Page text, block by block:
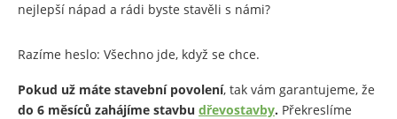
nejlepší nápad a rádi byste stavěli s námi?
Razíme heslo: Všechno jde, když se chce.
Pokud už máte stavební povolení, tak vám garantujeme, že
do 6 měsíců zahájíme stavbu dřevostavby. Překreslíme